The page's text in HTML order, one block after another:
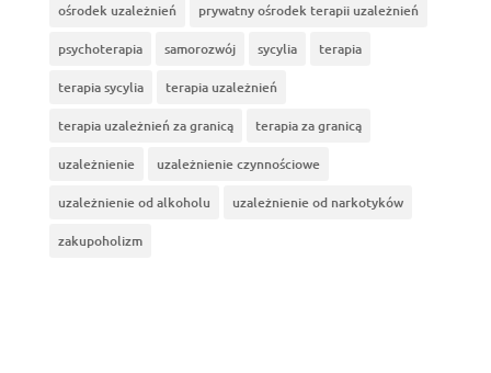
ośrodek uzależnień prywatny ośrodek terapii uzależnień
psychoterapia samorozwój sycylia terapia
terapia sycylia terapia uzależnień
terapia uzależnień za granicą terapia za granicą
uzależnienie uzależnienie czynnościowe
uzależnienie od alkoholu uzależnienie od narkotyków
zakupoholizm